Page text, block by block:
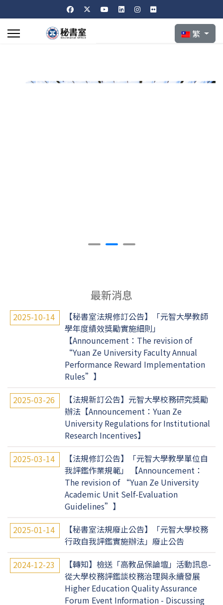
選擇你的語言
繁
最新消息
2025-10-14
【秘書室法規修訂公告】「元智大學教師
學年度績效獎勵實施細則」
【Announcement：The revision of
“Yuan Ze University Faculty Annual
Performance Reward Implementation
Rules”】
2025-03-26
【法規新訂公告】元智大學校務研究獎勵
辦法【Announcement：Yuan Ze
University Regulations for Institutional
Research Incentives】
2025-03-14
【法規修訂公告】「元智大學教學單位自
我評鑑作業規範」 【Announcement：
The revision of “Yuan Ze University
Academic Unit Self-Evaluation
Guidelines”】
2025-01-14
【秘書室法規廢止公告】「元智大學校務
行政自我評鑑實施辦法」廢止公告
2024-12-23
【轉知】檢送「高教品保論壇」活動訊息-
從大學校務評鑑談校務治理與永續發展
Higher Education Quality Assurance
Forum Event Information - Discussing